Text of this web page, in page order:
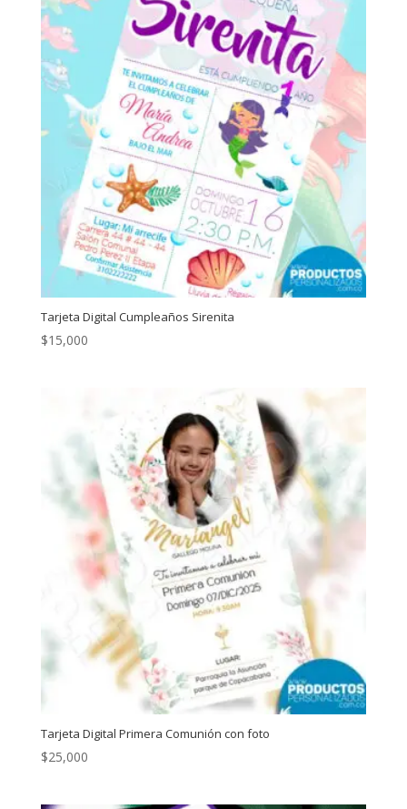
Tarjeta Digital Cumpleaños Sirenita
$15,000
Tarjeta Digital Primera Comunión con foto
$25,000